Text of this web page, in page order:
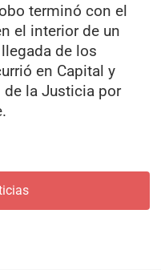
terminó con el
el interior de un
de los
en Capital y
la Justicia por